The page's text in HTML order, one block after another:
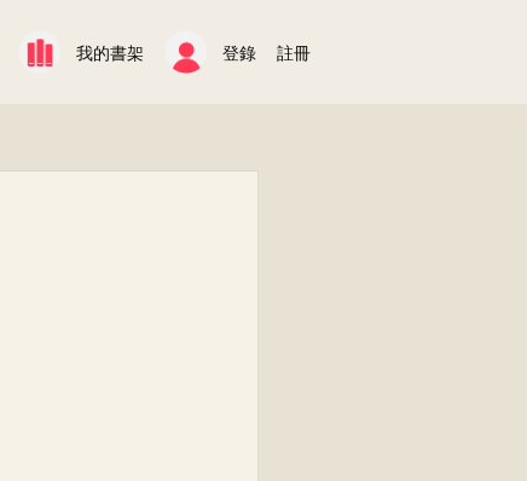
我的書架 登錄 註冊